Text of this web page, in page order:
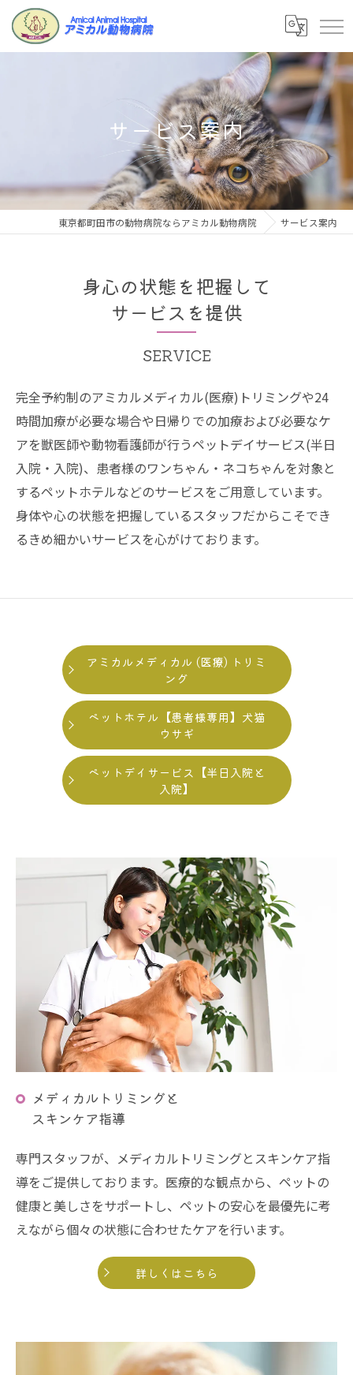
サービス案内
東京都町田市の動物病院ならアミカル動物病院 サービス案内
身心の状態を把握して
サービスを提供
SERVICE
完全予約制のアミカルメディカル(医療)トリミングや24
時間加療が必要な場合や日帰りでの加療および必要なケ
アを獣医師や動物看護師が行うペットデイサービス(半日
入院・入院)、患者様のワンちゃん・ネコちゃんを対象と
するペットホテルなどのサービスをご用意しています。
身体や心の状態を把握しているスタッフだからこそでき
るきめ細かいサービスを心がけております。
アミカルメディカル (医療) トリミ
ング
ペットホテル【患者様専用】犬猫
ウサギ
ペットデイサービス【半日入院と
入院】
メディカルトリミングと
スキンケア指導
専門スタッフが、メディカルトリミングとスキンケア指
導をご提供しております。医療的な観点から、ペットの
健康と美しさをサポートし、ペットの安心を最優先に考
えながら個々の状態に合わせたケアを行います。
詳しくはこちら